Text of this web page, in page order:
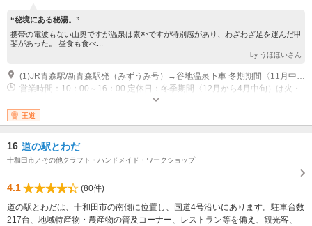
“秘境にある秘湯。”
携帯の電波もない山奥ですが温泉は素朴ですが特別感があり、わざわざ足を運んだ甲
斐があった。 昼食も食べ...
by うほほいさん
(1)JR青森駅/新青森駅発（みずうみ号）→谷地温泉下車 冬期期間〈11月中旬から4月中旬〉まで、路線バスは運休
営業時間：10：00～16：00 定休日：冬季期間〈12月から4月中旬）は火・
王道
16 道の駅とわだ
十和田市／その他クラフト・ハンドメイド・ワークショップ
4.1
(80件)
道の駅とわだは、十和田市の南側に位置し、国道4号沿いにあります。駐車台数
217台、地域特産物・農産物の普及コーナー、レストラン等を備え、観光客、